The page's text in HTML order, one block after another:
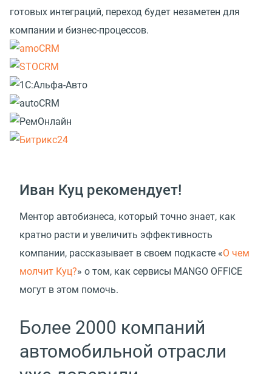
готовых интеграций, переход будет незаметен для
компании и бизнес-процессов.
Иван Куц рекомендует!
Ментор автобизнеса, который точно знает, как
кратно расти и увеличить эффективность
компании, рассказывает в своем подкасте «О чем
молчит Куц?» о том, как сервисы MANGO OFFICE
могут в этом помочь.
Более 2000 компаний
автомобильной отрасли